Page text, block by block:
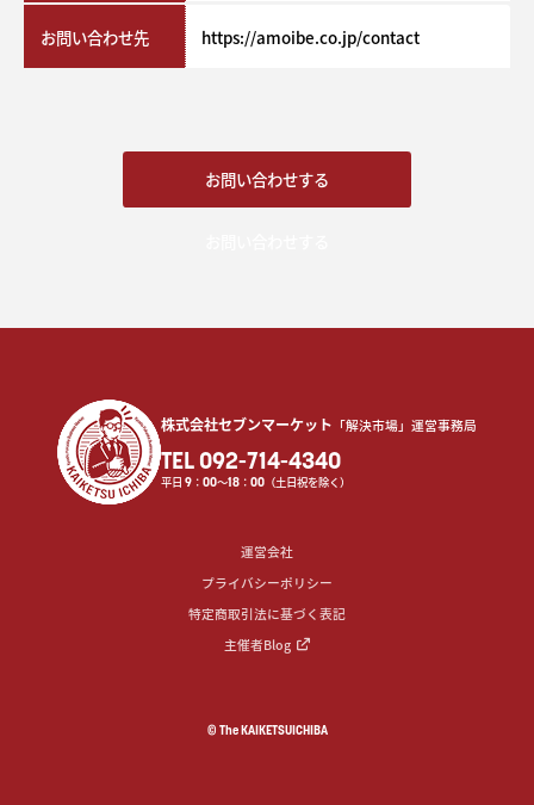
お問い合わせ先 https://amoibe.co.jp/contact
お問い合わせする
株式会社セブンマーケット 「解決市場」運営事務局
TEL 092-714-4340
平日9 ：00〜18 ：00 （土日祝を除く）
運営会社
プライバシーポリシー
特定商取引法に基づく表記
主催者Blog
© The KAIKETSUICHIBA